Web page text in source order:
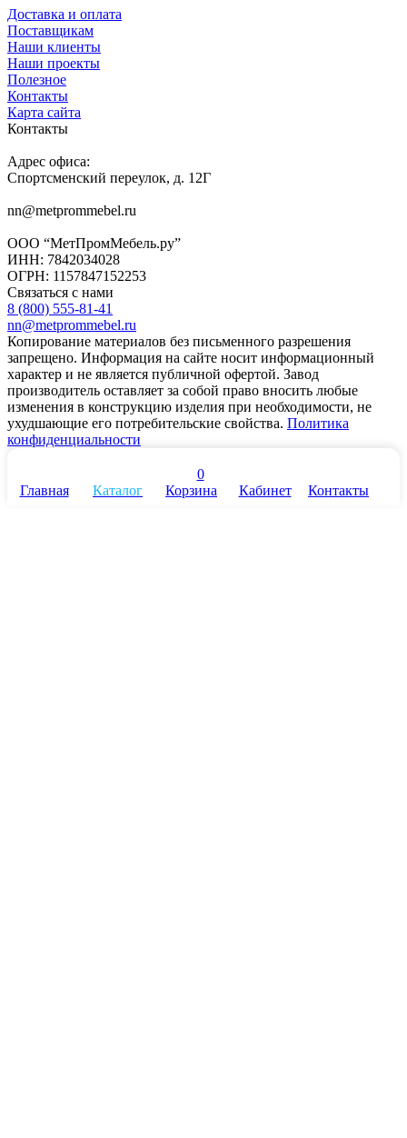
Доставка и оплата
Поставщикам
Наши клиенты
Наши проекты
Полезное
Контакты
Карта сайта
Контакты
Адрес офиса:
Спортсменский переулок, д. 12Г
nn@metprommebel.ru
ООО “МетПромМебель.ру”
ИНН: 7842034028
ОГРН: 1157847152253
Связаться с нами
8 (800) 555-81-41
nn@metprommebel.ru
Копирование материалов без письменного разрешения
запрещено. Информация на сайте носит информационный
характер и не является публичной офертой. Завод
производитель оставляет за собой право вносить любые
изменения в конструкцию изделия при необходимости, не
ухудшающие его потребительские свойства. Политика
конфиденциальности
Главная Каталог
0
Корзина
Кабинет Контакты